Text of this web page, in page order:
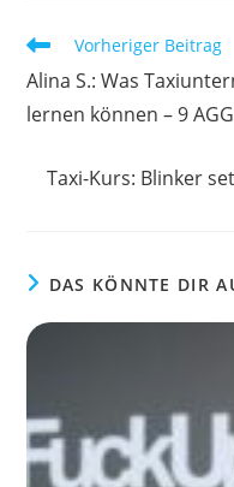
Weitere
Artikel
ansehen
Vorheriger Beitrag
Alina S.: Was
lernen können – 9
Taxi-Kurs: Blinker
DAS KÖNNTE DIR